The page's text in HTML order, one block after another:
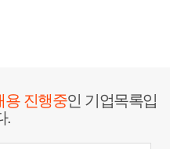
용 진행중인 기업목록입
.